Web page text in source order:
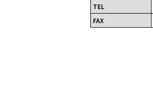
TEL
FAX